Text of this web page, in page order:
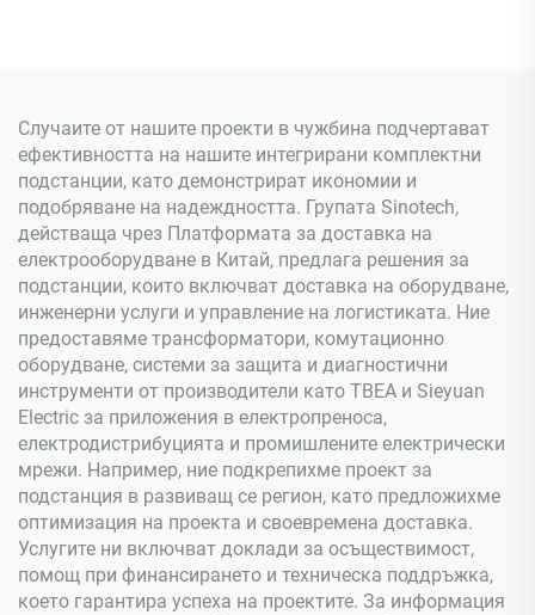
Случаите от нашите проекти в чужбина подчертават
ефективността на нашите интегрирани комплектни
подстанции, като демонстрират икономии и
подобряване на надеждността. Групата Sinotech,
действаща чрез Платформата за доставка на
електрооборудване в Китай, предлага решения за
подстанции, които включват доставка на оборудване,
инженерни услуги и управление на логистиката. Ние
предоставяме трансформатори, комутационно
оборудване, системи за защита и диагностични
инструменти от производители като TBEA и Sieyuan
Electric за приложения в електропреноса,
електродистрибуцията и промишлените електрически
мрежи. Например, ние подкрепихме проект за
подстанция в развиващ се регион, като предложихме
оптимизация на проекта и своевремена доставка.
Услугите ни включват доклади за осъществимост,
помощ при финансирането и техническа поддръжка,
което гарантира успеха на проектите. За информация